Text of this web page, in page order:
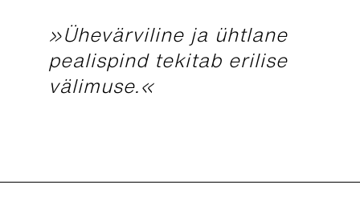
»Ühevärviline ja ühtlane
pealispind tekitab erilise
välimuse.«